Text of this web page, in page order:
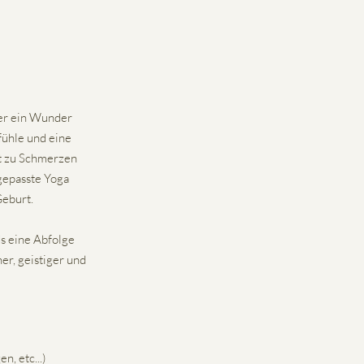
ein Wunder
und eine
Schmerzen
Yoga
eine Abfolge
geistiger und
etc...)